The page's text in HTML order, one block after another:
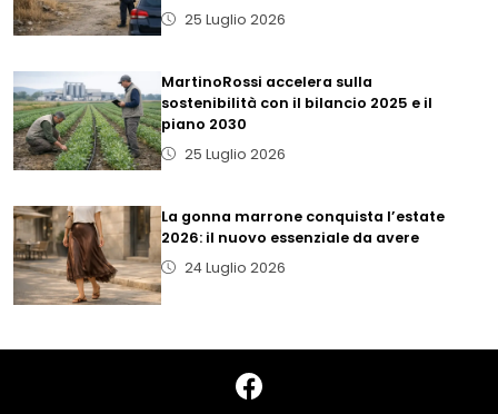
25 Luglio 2026
MartinoRossi accelera sulla
sostenibilità con il bilancio 2025 e il
piano 2030
25 Luglio 2026
La gonna marrone conquista l’estate
2026: il nuovo essenziale da avere
24 Luglio 2026